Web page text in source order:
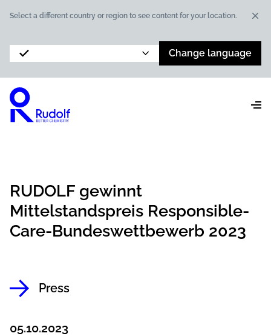
Select a different country or region to see content for your location.
Change language
RUDOLF gewinnt
Mittelstandspreis Responsible-
Care-Bundeswettbewerb 2023
Press
05.10.2023